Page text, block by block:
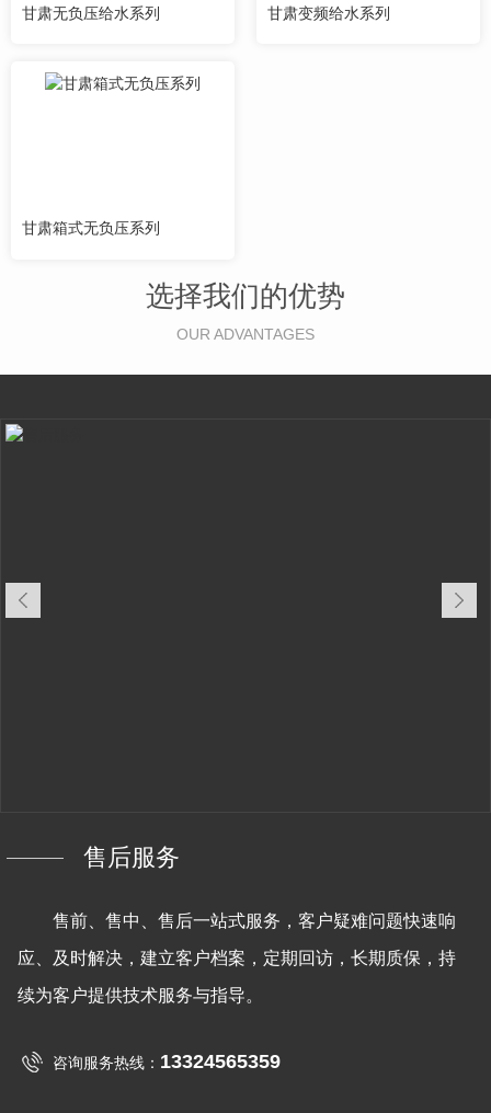
甘肃无负压给水系列 甘肃变频给水系列
甘肃箱式无负压系列
选择我们的优势
OUR ADVANTAGES
售后服务
售前、售中、售后一站式服务，客户疑难问题快速响
应、及时解决，建立客户档案，定期回访，长期质保，持
续为客户提供技术服务与指导。
咨询服务热线： 13324565359